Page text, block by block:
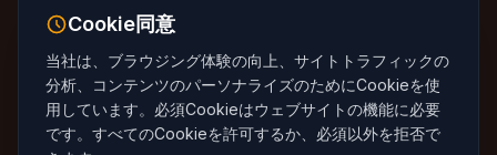
言語: 🇬🇧 English 🇹🇷 Turkce 🇷🇺 Russkiy
🇰🇷 Korean 🇯🇵 Japanese 🇪🇸 Espanol
🇩🇪 Deutsch 🇫🇷 Francais 🇵🇹 Portugues
Cookie同意
当社は、ブラウジング体験の向上、サイトトラフィックの
分析、コンテンツのパーソナライズのためにCookieを使
用しています。必須Cookieはウェブサイトの機能に必要
です。すべてのCookieを許可するか、必須以外を拒否で